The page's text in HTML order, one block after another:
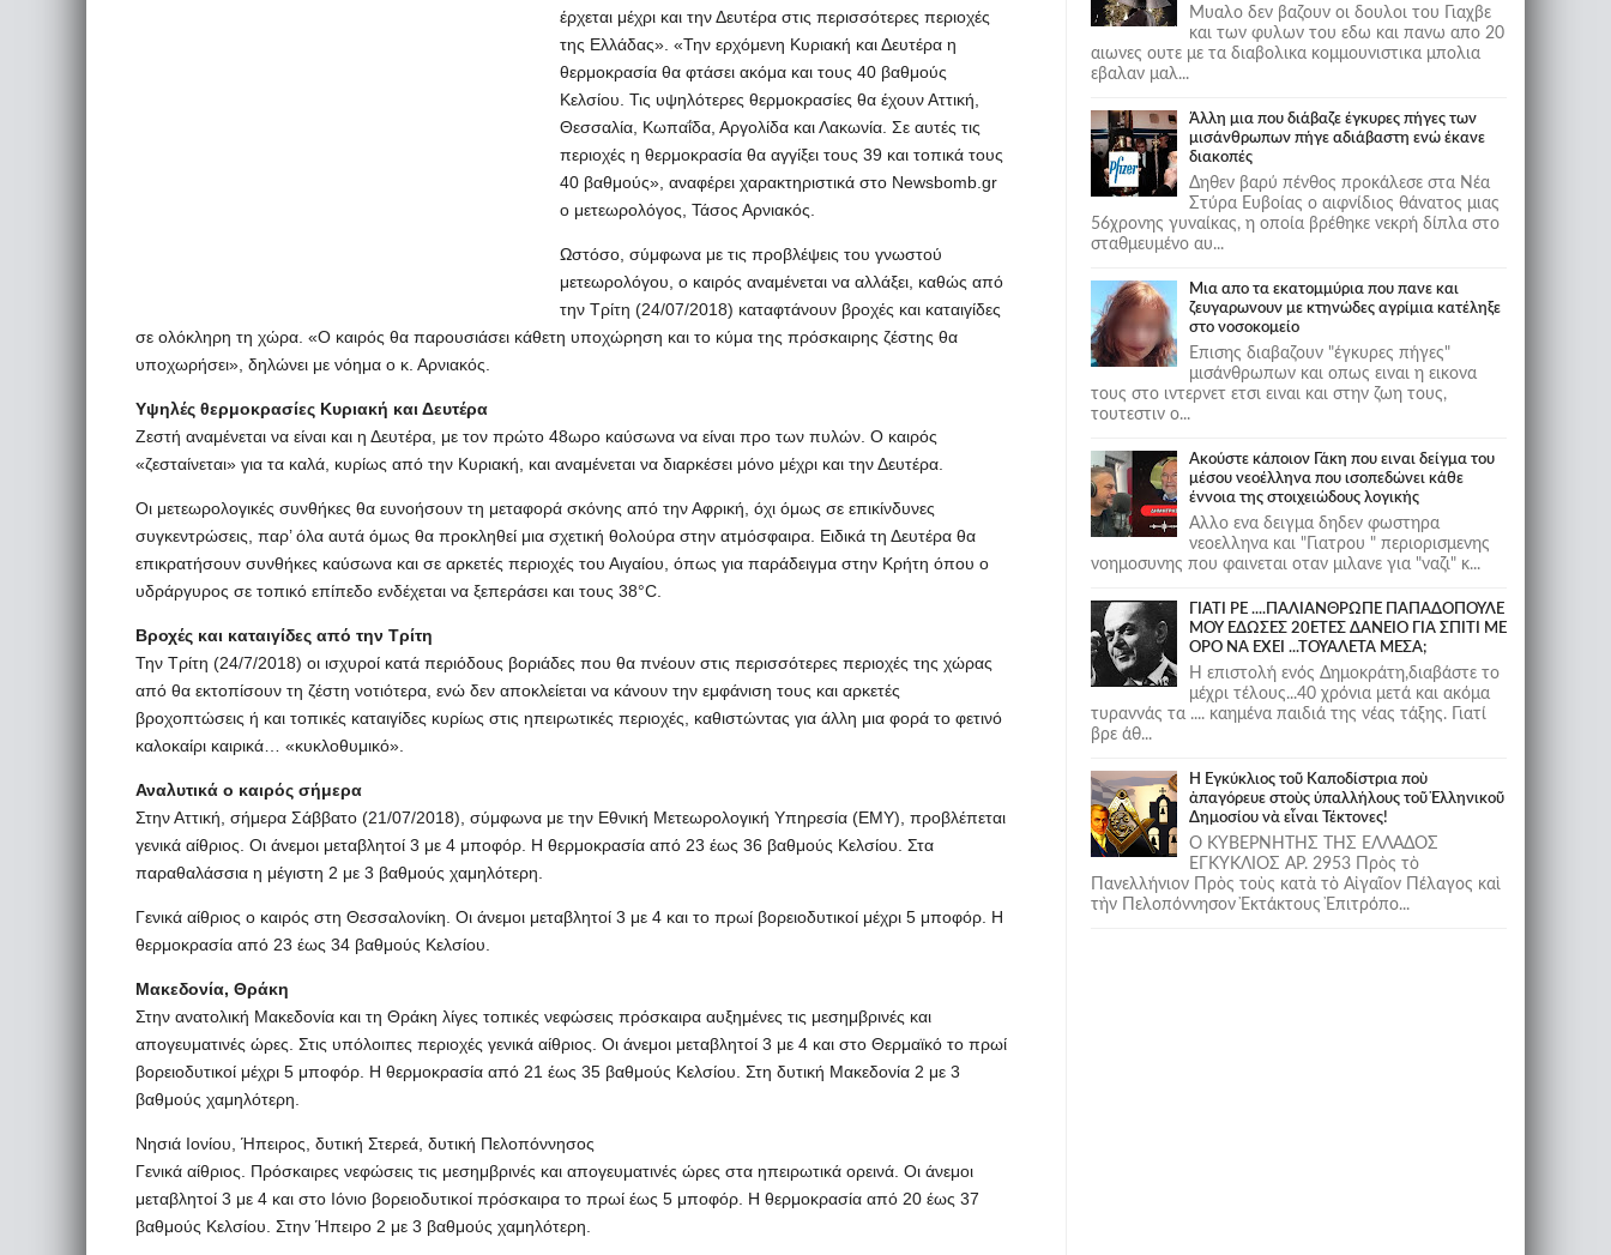
έρχεται μέχρι και την Δευτέρα στις περισσότερες περιοχές
της Ελλάδας». «Την ερχόμενη Κυριακή και Δευτέρα η
θερμοκρασία θα φτάσει ακόμα και τους 40 βαθμούς
Κελσίου. Τις υψηλότερες θερμοκρασίες θα έχουν Αττική,
Θεσσαλία, Κωπαΐδα, Αργολίδα και Λακωνία. Σε αυτές τις
περιοχές η θερμοκρασία θα αγγίξει τους 39 και τοπικά τους
40 βαθμούς», αναφέρει χαρακτηριστικά στο Newsbomb.gr
ο μετεωρολόγος, Τάσος Αρνιακός.
Ωστόσο, σύμφωνα με τις προβλέψεις του γνωστού
μετεωρολόγου, ο καιρός αναμένεται να αλλάξει, καθώς από
την Τρίτη (24/07/2018) καταφτάνουν βροχές και καταιγίδες
σε ολόκληρη τη χώρα. «Ο καιρός θα παρουσιάσει κάθετη υποχώρηση και το κύμα της πρόσκαιρης ζέστης θα
υποχωρήσει», δηλώνει με νόημα ο κ. Αρνιακός.
Υψηλές θερμοκρασίες Κυριακή και Δευτέρα
Ζεστή αναμένεται να είναι και η Δευτέρα, με τον πρώτο 48ωρο καύσωνα να είναι προ των πυλών. Ο καιρός
«ζεσταίνεται» για τα καλά, κυρίως από την Κυριακή, και αναμένεται να διαρκέσει μόνο μέχρι και την Δευτέρα.
Οι μετεωρολογικές συνθήκες θα ευνοήσουν τη μεταφορά σκόνης από την Αφρική, όχι όμως σε επικίνδυνες
συγκεντρώσεις, παρ’ όλα αυτά όμως θα προκληθεί μια σχετική θολούρα στην ατμόσφαιρα. Ειδικά τη Δευτέρα θα
επικρατήσουν συνθήκες καύσωνα και σε αρκετές περιοχές του Αιγαίου, όπως για παράδειγμα στην Κρήτη όπου ο
υδράργυρος σε τοπικό επίπεδο ενδέχεται να ξεπεράσει και τους 38°C.
Βροχές και καταιγίδες από την Τρίτη
Την Τρίτη (24/7/2018) οι ισχυροί κατά περιόδους βοριάδες που θα πνέουν στις περισσότερες περιοχές της χώρας
από θα εκτοπίσουν τη ζέστη νοτιότερα, ενώ δεν αποκλείεται να κάνουν την εμφάνιση τους και αρκετές
βροχοπτώσεις ή και τοπικές καταιγίδες κυρίως στις ηπειρωτικές περιοχές, καθιστώντας για άλλη μια φορά το φετινό
καλοκαίρι καιρικά… «κυκλοθυμικό».
Αναλυτικά ο καιρός σήμερα
Στην Αττική, σήμερα Σάββατο (21/07/2018), σύμφωνα με την Εθνική Μετεωρολογική Υπηρεσία (ΕΜΥ), προβλέπεται
γενικά αίθριος. Οι άνεμοι μεταβλητοί 3 με 4 μποφόρ. Η θερμοκρασία από 23 έως 36 βαθμούς Κελσίου. Στα
παραθαλάσσια η μέγιστη 2 με 3 βαθμούς χαμηλότερη.
Γενικά αίθριος ο καιρός στη Θεσσαλονίκη. Οι άνεμοι μεταβλητοί 3 με 4 και το πρωί βορειοδυτικοί μέχρι 5 μποφόρ. Η
θερμοκρασία από 23 έως 34 βαθμούς Κελσίου.
Μακεδονία, Θράκη
Στην ανατολική Μακεδονία και τη Θράκη λίγες τοπικές νεφώσεις πρόσκαιρα αυξημένες τις μεσημβρινές και
απογευματινές ώρες. Στις υπόλοιπες περιοχές γενικά αίθριος. Οι άνεμοι μεταβλητοί 3 με 4 και στο Θερμαϊκό το πρωί
βορειοδυτικοί μέχρι 5 μποφόρ. Η θερμοκρασία από 21 έως 35 βαθμούς Κελσίου. Στη δυτική Μακεδονία 2 με 3
βαθμούς χαμηλότερη.
Νησιά Ιονίου, Ήπειρος, δυτική Στερεά, δυτική Πελοπόννησος
Γενικά αίθριος. Πρόσκαιρες νεφώσεις τις μεσημβρινές και απογευματινές ώρες στα ηπειρωτικά ορεινά. Οι άνεμοι
μεταβλητοί 3 με 4 και στο Ιόνιο βορειοδυτικοί πρόσκαιρα το πρωί έως 5 μποφόρ. Η θερμοκρασία από 20 έως 37
βαθμούς Κελσίου. Στην Ήπειρο 2 με 3 βαθμούς χαμηλότερη.
Μυαλο δεν βαζουν οι δουλοι του Γιαχβε
και των φυλων του εδω και πανω απο 20
αιωνες ουτε με τα διαβολικα κομμουνιστικα μπολια
εβαλαν μαλ...
Άλλη μια που διάβαζε έγκυρες πήγες των
μισάνθρωπων πήγε αδιάβαστη ενώ έκανε
διακοπές
Δηθεν βαρύ πένθος προκάλεσε στα Νέα
Στύρα Ευβοίας ο αιφνίδιος θάνατος μιας
56χρονης γυναίκας, η οποία βρέθηκε νεκρή δίπλα στο
σταθμευμένο αυ...
Μια απο τα εκατομμύρια που πανε και
ζευγαρωνουν με κτηνώδες αγρίμια κατέληξε
στο νοσοκομείο
Επισης διαβαζουν "έγκυρες πήγες"
μισάνθρωπων και οπως ειναι η εικονα
τους στο ιντερνετ ετσι ειναι και στην ζωη τους,
τουτεστιν ο...
Ακούστε κάποιον Γάκη που ειναι δείγμα του
μέσου νεοέλληνα που ισοπεδώνει κάθε
έννοια της στοιχειώδους λογικής
Αλλο ενα δειγμα δηδεν φωστηρα
νεοελληνα και "Γιατρου " περιορισμενης
νοημοσυνης που φαινεται οταν μιλανε για "ναζι" κ...
ΓΙΑΤΙ ΡΕ ....ΠΑΛΙΑΝΘΡΩΠΕ ΠΑΠΑΔΟΠΟΥΛΕ
ΜΟΥ ΕΔΩΣΕΣ 20ΕΤΕΣ ΔΑΝΕΙΟ ΓΙΑ ΣΠΙΤΙ ΜΕ
ΟΡΟ ΝΑ ΕΧΕΙ ...ΤΟΥΑΛΕΤΑ ΜΕΣΑ;
Η επιστολή ενός Δημοκράτη,διαβάστε το
μέχρι τέλους...40 χρόνια μετά και ακόμα
τυραννάς τα .... καημένα παιδιά της νέας τάξης. Γιατί
βρε άθ...
Ἡ Ἐγκύκλιος τοῦ Καποδίστρια ποὺ
ἀπαγόρευε στοὺς ὑπαλλήλους τοῦ Ἑλληνικοῦ
Δημοσίου νὰ εἶναι Τέκτονες!
Ο ΚΥΒΕΡΝΗΤΗΣ ΤΗΣ ΕΛΛΑΔΟΣ
ΕΓΚΥΚΛΙΟΣ ΑΡ. 2953 Πρὸς τὸ
Πανελλήνιον Πρὸς τοὺς κατὰ τὸ Αἰγαῖον Πέλαγος καὶ
τὴν Πελοπόννησον Ἐκτάκτους Ἐπιτρόπο...